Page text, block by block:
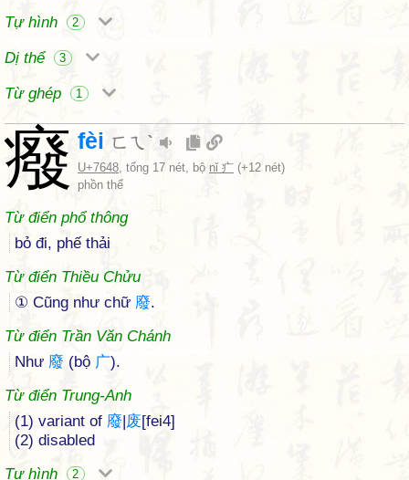
Tự hình
2
Dị thể 3
Từ ghép 1
癈 fèi ㄈㄟˋ
U+7648, tổng 17 nét, bộ nǐ 疒 (+12 nét)
phồn thể
Từ điển phổ thông
bỏ đi, phế thải
Từ điển Thiều Chửu
① Cũng như chữ 廢.
Từ điển Trần Văn Chánh
Như 廢 (bộ 广).
Từ điển Trung-Anh
(1) variant of 廢|废[fei4]
(2) disabled
Tự hình
2